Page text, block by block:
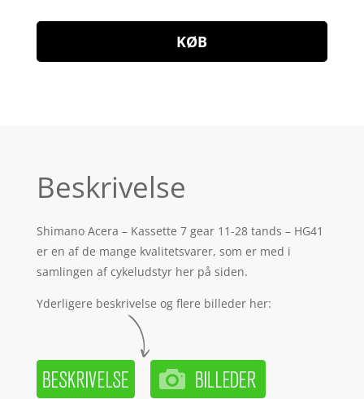
KØB
Beskrivelse
Shimano Acera – Kassette 7 gear 11-28 tands – HG41
er en af de mange kvalitetsvarer, som er med i
samlingen af cykeludstyr her på siden.
Yderligere beskrivelse og flere billeder her: